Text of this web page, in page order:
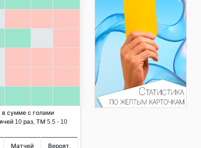
в сумме с голами
10 раз, ТМ 5.5 - 10
Матчей Вероят.